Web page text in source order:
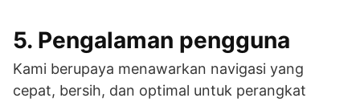
5. Pengalaman pengguna
Kami berupaya menawarkan navigasi yang
cepat, bersih, dan optimal untuk perangkat